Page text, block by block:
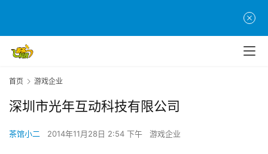
首
页
首页 游戏企业
深圳市光年互动科技有限公司
茶馆小二 2014年11月28日 2:54 下午 游戏企业